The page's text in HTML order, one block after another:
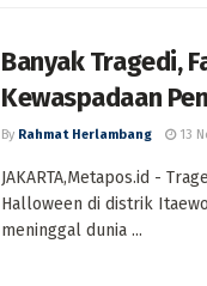
Banyak Tragedi,
Kewaspadaan
By Rahmat Herlambang 13
JAKARTA,Metapos.id -
Halloween di distrik
meninggal dunia ...